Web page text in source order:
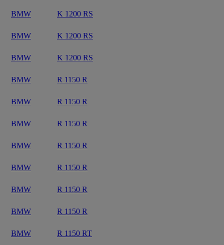
BMW K 1200 RS
BMW K 1200 RS
BMW K 1200 RS
BMW R 1150 R
BMW R 1150 R
BMW R 1150 R
BMW R 1150 R
BMW R 1150 R
BMW R 1150 R
BMW R 1150 R
BMW R 1150 RT